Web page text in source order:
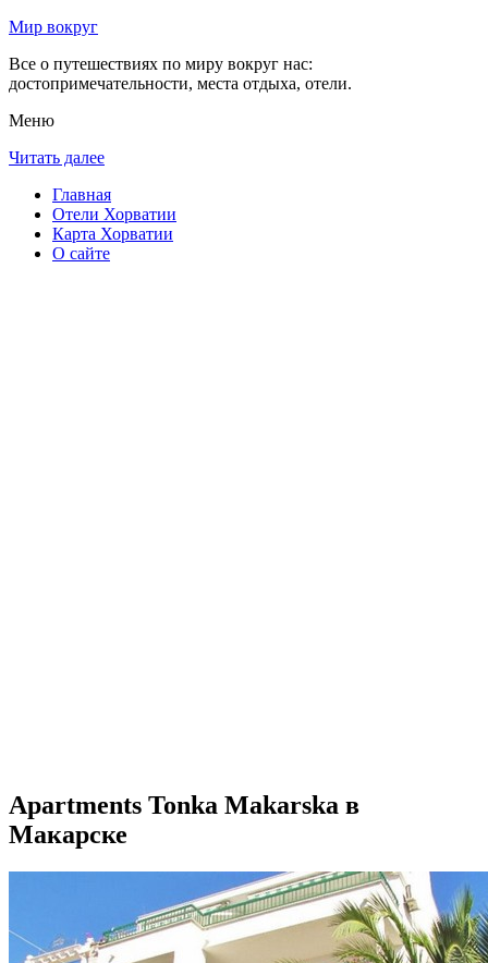
Мир вокруг
Все о путешествиях по миру вокруг нас:
достопримечательности, места отдыха, отели.
Меню
Читать далее
Главная
Отели Хорватии
Карта Хорватии
О сайте
Apartments Tonka Makarska в
Макарске